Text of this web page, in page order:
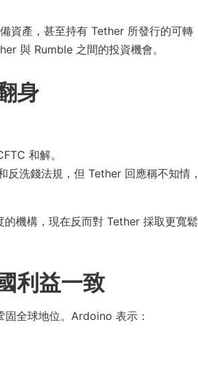
資產，甚至持有 Tether 所發行的可轉
與 Rumble 之間的投資機會。
身
和解。
洗錢法規，但 Tether 回應稱不知情，
機構，現在反而對 Tether 採取更寬鬆
利益一致
全球地位。Ardoino 表示：